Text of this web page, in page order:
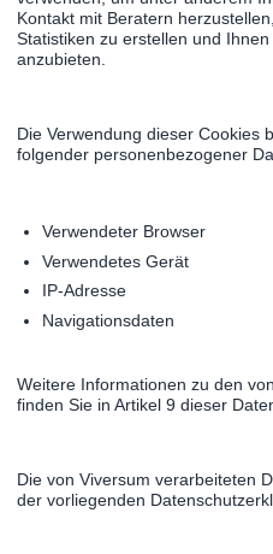
Kontakt mit Beratern
Statistiken zu erstellen und
anzubieten.
Die Verwendung dieser Cookies
folgender personenbezogener
Verwendeter Browser
Verwendetes Gerät
IP-Adresse
Navigationsdaten
Weitere Informationen zu den
finden Sie in Artikel 9 dieser
Die von Viversum verarbeiteten
der vorliegenden